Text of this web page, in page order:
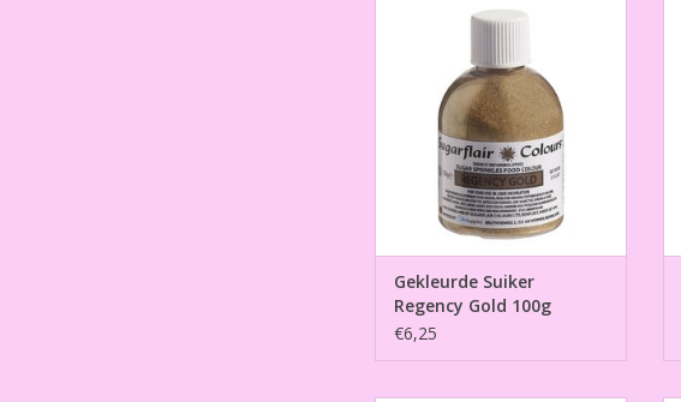
100g
TOEVOEGEN AAN WINKELWAGEN
Gekleurde Suiker
Regency Gold 100g
€6,25